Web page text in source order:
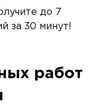
до 7
за 30 минут!
работ